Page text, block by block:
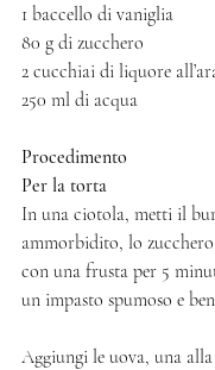
1 baccello di vaniglia
80 g di zucchero
2 cucchiai di liquore
250 ml di acqua
Procedimento
Per la torta
In una ciotola, metti il
ammorbidito, lo
con una frusta per 5
un impasto spumoso e
Aggiungi le uova, una